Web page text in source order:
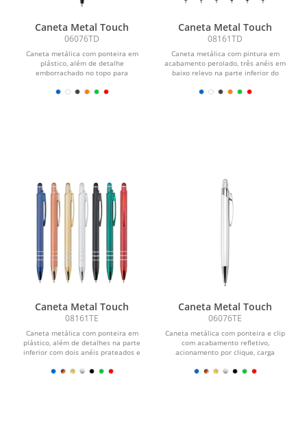
Caneta Metal Touch
06076TD
Caneta metálica com ponteira em
plástico, além de detalhe
emborrachado no topo para
telas...
Caneta Metal Touch
08161TD
Caneta metálica com pintura em
acabamento perolado, três anéis em
baixo relevo na parte inferior do
Caneta Metal Touch
08161TE
Caneta metálica com ponteira em
plástico, além de detalhes na parte
inferior com dois anéis prateados e
Caneta Metal Touch
06076TE
Caneta metálica com ponteira e clip
com acabamento refletivo,
acionamento por clique, carga